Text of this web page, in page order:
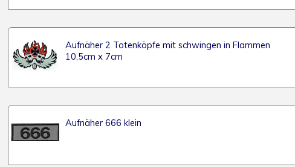
Aufnäher 2 Totenköpfe mit schwingen in Flammen
10,5cm x 7cm
Aufnäher 666 klein